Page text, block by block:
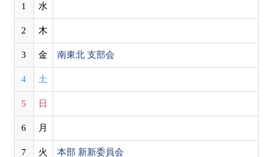
1 水
2 木
3 金 南東北 支部会
4 土
5 日
6 月
7 火 本部 新新委員会